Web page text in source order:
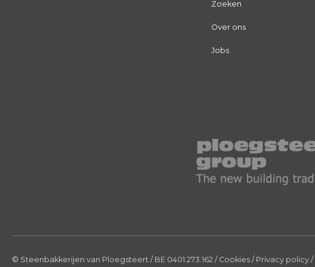
Zoeken
Over ons
Jobs
© Steenbakkerijen van Ploegsteert / BE 0401.273.162 / Cookies / Privacy policy /